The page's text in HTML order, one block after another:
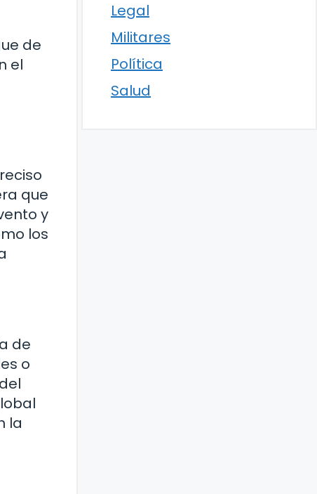
de
el
que
y
los
de
o
la
Legal
Militares
Política
Salud